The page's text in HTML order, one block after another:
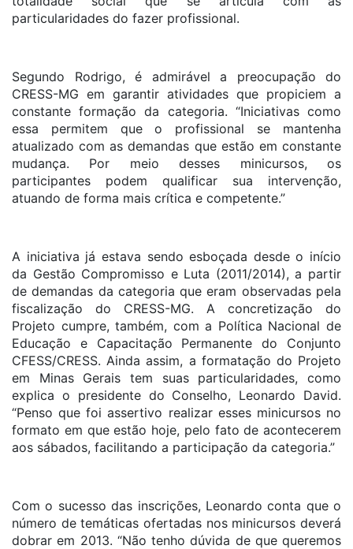
particularidades do fazer profissional.
Segundo Rodrigo, é admirável a preocupação do
CRESS-MG em garantir atividades que propiciem a
constante formação da categoria. “Iniciativas como
essa permitem que o profissional se mantenha
atualizado com as demandas que estão em constante
mudança. Por meio desses minicursos, os
participantes podem qualificar sua intervenção,
atuando de forma mais crítica e competente.”
A iniciativa já estava sendo esboçada desde o início
da Gestão Compromisso e Luta (2011/2014), a partir
de demandas da categoria que eram observadas pela
fiscalização do CRESS-MG. A concretização do
Projeto cumpre, também, com a Política Nacional de
Educação e Capacitação Permanente do Conjunto
CFESS/CRESS. Ainda assim, a formatação do Projeto
em Minas Gerais tem suas particularidades, como
explica o presidente do Conselho, Leonardo David.
“Penso que foi assertivo realizar esses minicursos no
formato em que estão hoje, pelo fato de acontecerem
aos sábados, facilitando a participação da categoria.”
Com o sucesso das inscrições, Leonardo conta que o
número de temáticas ofertadas nos minicursos deverá
dobrar em 2013. “Não tenho dúvida de que queremos